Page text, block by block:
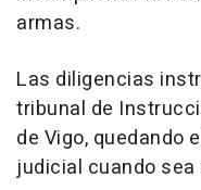
armas.
Las diligencias
tribunal de
de Vigo, quedando
judicial cuando sea